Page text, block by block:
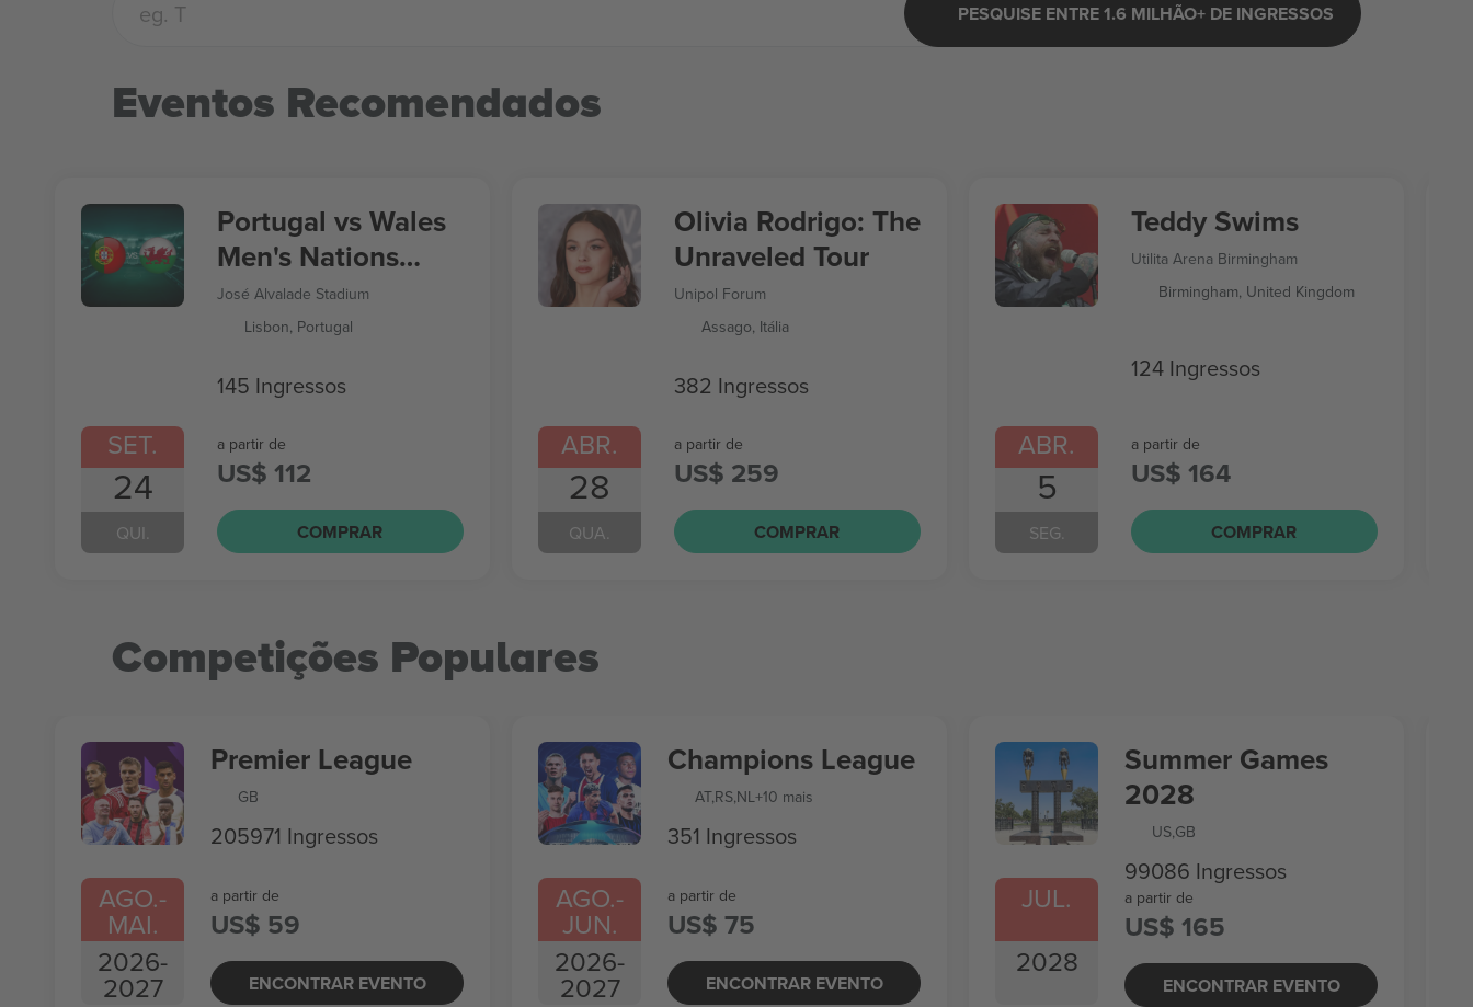
PESQUISE ENTRE 1.6 MILHÃO+ DE INGRESSOS
Eventos Recomendados
SET.
24
QUI.
Portugal vs Wales
Men's Nations
League
José Alvalade Stadium
Lisbon, Portugal
145 Ingressos
a partir de
US$ 112
COMPRAR
ABR.
28
QUA.
Olivia Rodrigo: The
Unraveled Tour
Unipol Forum
Assago, Itália
382 Ingressos
a partir de
US$ 259
COMPRAR
ABR.
5
SEG.
Teddy Swims
Utilita Arena Birmingham
Birmingham, United Kingdom
124 Ingressos
a partir de
US$ 164
COMPRAR
Competições Populares
AGO.-
MAI.
2026-
2027
Premier League
GB
205971 Ingressos
a partir de
US$ 59
ENCONTRAR EVENTO
AGO.-
JUN.
2026-
2027
Champions League
AT,RS,NL+10 mais
351 Ingressos
a partir de
US$ 75
ENCONTRAR EVENTO
JUL.
2028
Summer Games
2028
US,GB
99086 Ingressos
a partir de
US$ 165
ENCONTRAR EVENTO